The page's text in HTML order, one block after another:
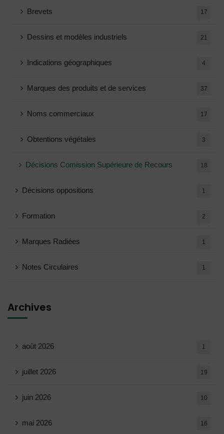
Brevets 17
Dessins et modèles industriels 21
Indications géographiques 4
Marques des produits et de services 37
Noms commerciaux 17
Obtentions végétales 3
Décisions Comission Supérieure de Recours 18
Décisions oppositions 1
Formation 2
Marques Radiées 1
Notes Circulaires 1
Archives
août 2026 1
juillet 2026 19
juin 2026 10
mai 2026 16